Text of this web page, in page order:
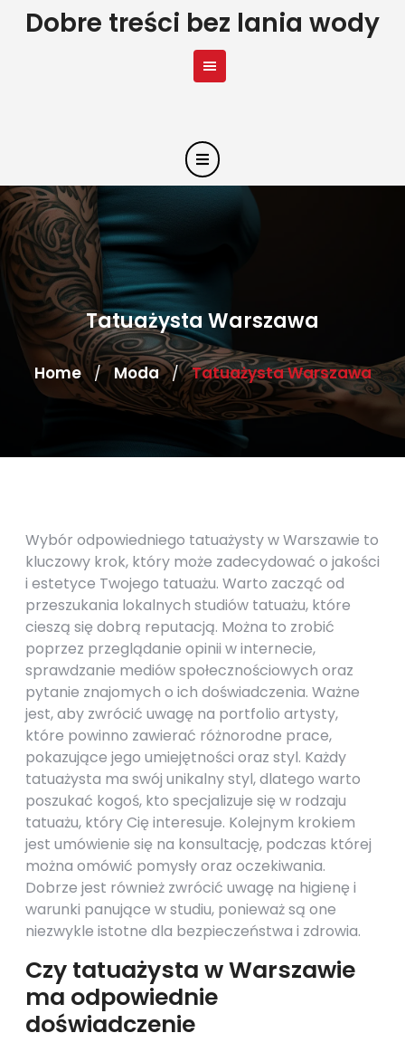
SkipDobre treści bez lania wody
Tatuażysta Warszawa
Home / Moda / Tatuażysta Warszawa
Wybór odpowiedniego tatuażysty w Warszawie to
kluczowy krok, który może zadecydować o jakości
i estetyce Twojego tatuażu. Warto zacząć od
przeszukania lokalnych studiów tatuażu, które
cieszą się dobrą reputacją. Można to zrobić
poprzez przeglądanie opinii w internecie,
sprawdzanie mediów społecznościowych oraz
pytanie znajomych o ich doświadczenia. Ważne
jest, aby zwrócić uwagę na portfolio artysty,
które powinno zawierać różnorodne prace,
pokazujące jego umiejętności oraz styl. Każdy
tatuażysta ma swój unikalny styl, dlatego warto
poszukać kogoś, kto specjalizuje się w rodzaju
tatuażu, który Cię interesuje. Kolejnym krokiem
jest umówienie się na konsultację, podczas której
można omówić pomysły oraz oczekiwania.
Dobrze jest również zwrócić uwagę na higienę i
warunki panujące w studiu, ponieważ są one
niezwykle istotne dla bezpieczeństwa i zdrowia.
Czy tatuażysta w Warszawie
ma odpowiednie
doświadczenie